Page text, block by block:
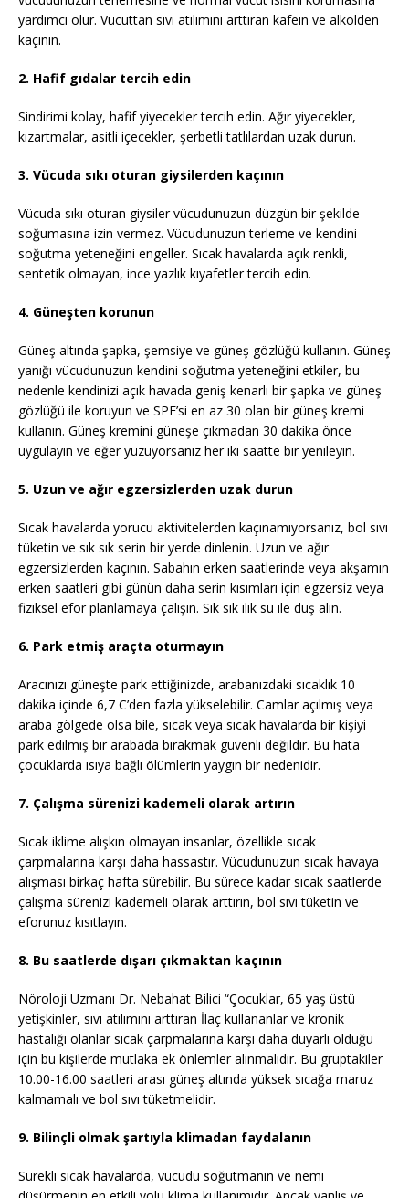
yardımcı olur. Vücuttan sıvı atılımını arttıran kafein ve alkolden
kaçının.
2. Hafif gıdalar tercih edin
Sindirimi kolay, hafif yiyecekler tercih edin. Ağır yiyecekler,
kızartmalar, asitli içecekler, şerbetli tatlılardan uzak durun.
3. Vücuda sıkı oturan giysilerden kaçının
Vücuda sıkı oturan giysiler vücudunuzun düzgün bir şekilde
soğumasına izin vermez. Vücudunuzun terleme ve kendini
soğutma yeteneğini engeller. Sıcak havalarda açık renkli,
sentetik olmayan, ince yazlık kıyafetler tercih edin.
4. Güneşten korunun
Güneş altında şapka, şemsiye ve güneş gözlüğü kullanın. Güneş
yanığı vücudunuzun kendini soğutma yeteneğini etkiler, bu
nedenle kendinizi açık havada geniş kenarlı bir şapka ve güneş
gözlüğü ile koruyun ve SPF’si en az 30 olan bir güneş kremi
kullanın. Güneş kremini güneşe çıkmadan 30 dakika önce
uygulayın ve eğer yüzüyorsanız her iki saatte bir yenileyin.
5. Uzun ve ağır egzersizlerden uzak durun
Sıcak havalarda yorucu aktivitelerden kaçınamıyorsanız, bol sıvı
tüketin ve sık sık serin bir yerde dinlenin. Uzun ve ağır
egzersizlerden kaçının. Sabahın erken saatlerinde veya akşamın
erken saatleri gibi günün daha serin kısımları için egzersiz veya
fiziksel efor planlamaya çalışın. Sık sık ılık su ile duş alın.
6. Park etmiş araçta oturmayın
Aracınızı güneşte park ettiğinizde, arabanızdaki sıcaklık 10
dakika içinde 6,7 C’den fazla yükselebilir. Camlar açılmış veya
araba gölgede olsa bile, sıcak veya sıcak havalarda bir kişiyi
park edilmiş bir arabada bırakmak güvenli değildir. Bu hata
çocuklarda ısıya bağlı ölümlerin yaygın bir nedenidir.
7. Çalışma sürenizi kademeli olarak artırın
Sıcak iklime alışkın olmayan insanlar, özellikle sıcak
çarpmalarına karşı daha hassastır. Vücudunuzun sıcak havaya
alışması birkaç hafta sürebilir. Bu sürece kadar sıcak saatlerde
çalışma sürenizi kademeli olarak arttırın, bol sıvı tüketin ve
eforunuz kısıtlayın.
8. Bu saatlerde dışarı çıkmaktan kaçının
Nöroloji Uzmanı Dr. Nebahat Bilici “Çocuklar, 65 yaş üstü
yetişkinler, sıvı atılımını arttıran İlaç kullananlar ve kronik
hastalığı olanlar sıcak çarpmalarına karşı daha duyarlı olduğu
için bu kişilerde mutlaka ek önlemler alınmalıdır. Bu gruptakiler
10.00-16.00 saatleri arası güneş altında yüksek sıcağa maruz
kalmamalı ve bol sıvı tüketmelidir.
9. Bilinçli olmak şartıyla klimadan faydalanın
Sürekli sıcak havalarda, vücudu soğutmanın ve nemi